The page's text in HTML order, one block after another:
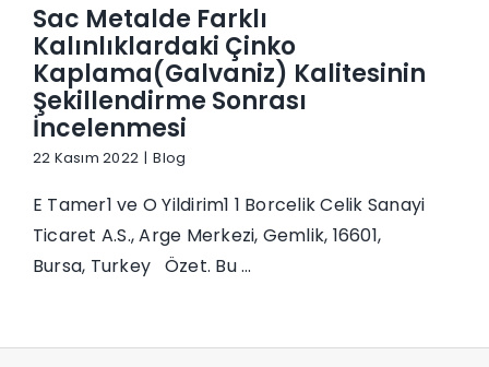
Sac Metalde Farklı
Kalınlıklardaki Çinko
Kaplama(Galvaniz) Kalitesinin
Şekillendirme Sonrası
İncelenmesi
22 Kasım 2022 | Blog
E Tamer1 ve O Yildirim1 1 Borcelik Celik Sanayi
Ticaret A.S., Arge Merkezi, Gemlik, 16601,
Bursa, Turkey Özet. Bu ...